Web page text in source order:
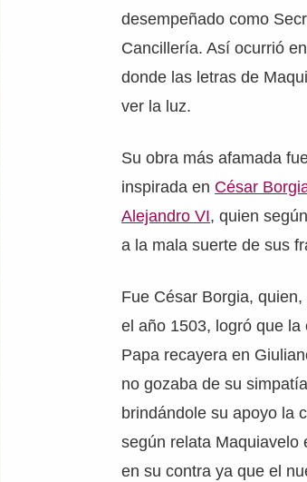
desempeñado como
Cancillería. Así ocurrió
donde las letras de
ver la luz.
Su obra más afamada
inspirada en César
Alejandro VI, quien
a la mala suerte de sus
Fue César Borgia,
el año 1503, logró que la
Papa recayera en
no gozaba de su
brindándole su apoyo la
según relata Maquiavelo
en su contra ya que el